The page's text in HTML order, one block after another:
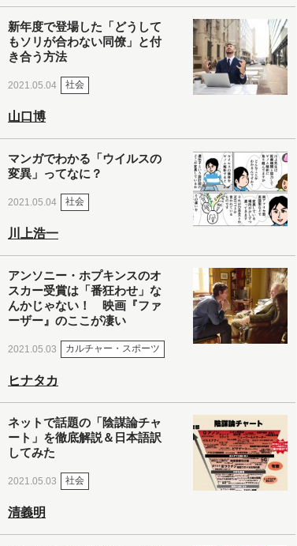
新年度で登場した「どうして
もソリが合わない同僚」と付
き合う方法
2021.05.04 社会
山口博
マンガでわかる「ウイルスの
変異」ってなに？
2021.05.04 社会
川上浩一
アンソニー・ホプキンスのオ
スカー受賞は「番狂わせ」な
んかじゃない！ 映画『ファ
ーザー』のここが凄い
2021.05.03 カルチャー・スポーツ
ヒナタカ
ネットで話題の「陰謀論チャ
ート」を徹底解説＆日本語訳
してみた
2021.05.03 社会
清義明